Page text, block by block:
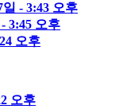
일 - 3:43 오후
3:45 오후
오후
오후